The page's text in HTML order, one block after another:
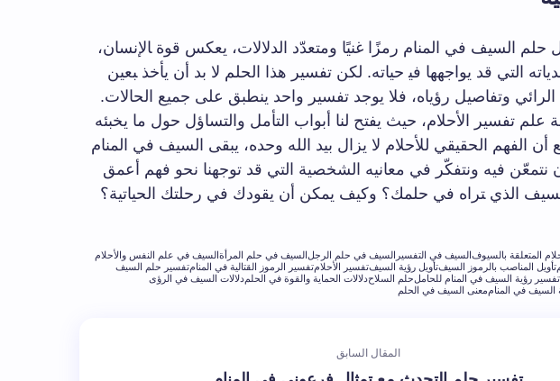
⁣حلم السيف في المنام ‌رمزًا غنيًا ومتعدّد‍ الدلالات، يعكس قوة ‍الإنسان،
التي قد يواجهها في‍ حياته. لكن تفسير هذا⁤ الحلم لا ‌بد​ أن يأخذ ‍بعين
الرائي وتفاصيل رؤياه، فلا​ يوجد تفسير واحد ينطبق ⁣على جميع الحالات.
علم تفسير​ الأحلام،​ حيث يفتح لنا‍ أبواب ‌التأمل والتساؤل حول⁤ ما​ يخبئه
⁤أن الفهم الحقيقي ⁢للأحلام لا يزال بيد الله وحده، يبقى السيف في ​المنام
فيه ⁢ونتفكّر في معانيه الشخصية التي قد توجهنا ​نحو فهم أعمق
السيف ‌الذي ‍تراه في حلمك؟ وكيف يمكن أن يقودك في رحلتك الحياتية؟
المتعلقة بالسيوفالسيف في التفسير السيف في حلم الرجلالسيف في حلم المرأةالسيف في علم النفس والأحلام
تأويل المناصب بالرموز السيفتأويل رؤية السيفتفسير الأحلامتفسير الرموز القتالية في المنامتفسير حلم السيف
تفسير رؤية السيف في المنام للحاملحلم السلاحدلالات الحماية والقوة في الحلمدلالات السيف في الرؤى
السيف في المناممعنى السيف في الحلم
المقال السابق